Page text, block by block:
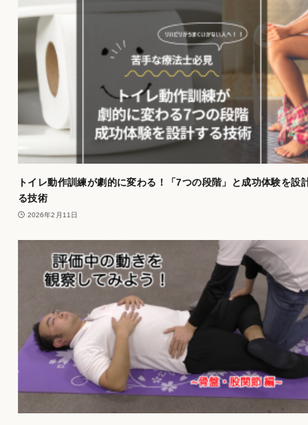
トイレ動作訓練が劇的に変わる！「7つの段階」と成功体験を設
る技術
2026年2月11日